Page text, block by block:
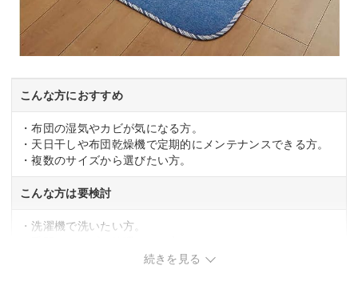
こんな方におすすめ
・布団の湿気やカビが気になる方。
・天日干しや布団乾燥機で定期的にメンテナンスできる方。
・複数のサイズから選びたい方。
こんな方は要検討
・洗濯機で洗いたい方。
続きを見る